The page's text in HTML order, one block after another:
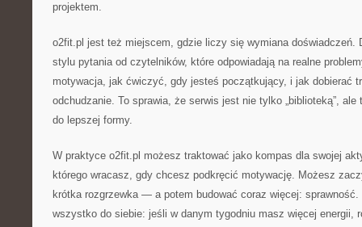
projektem.
o2fit.pl jest też miejscem, gdzie liczy się wymiana doświadczeń.
stylu pytania od czytelników, które odpowiadają na realne
motywacja, jak ćwiczyć, gdy jesteś początkujący, i jak dobierać
odchudzanie. To sprawia, że serwis jest nie tylko „biblioteką”,
do lepszej formy.
W praktyce o2fit.pl możesz traktować jako kompas dla swojej
którego wracasz, gdy chcesz podkręcić motywację. Możesz
krótka rozgrzewka — a potem budować coraz więcej:
wszystko do siebie: jeśli w danym tygodniu masz więcej energii,